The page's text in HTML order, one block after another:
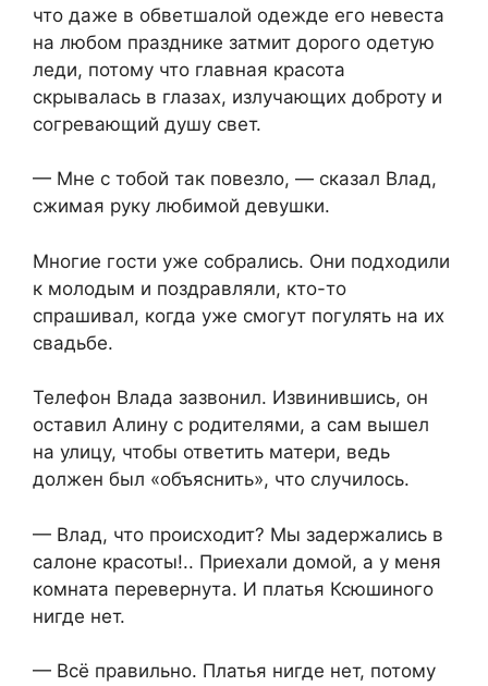
что даже в обветшалой одежде его невеста
на любом празднике затмит дорого одетую
леди, потому что главная красота
скрывалась в глазах, излучающих доброту и
согревающий душу свет.
— Мне с тобой так повезло, — сказал Влад,
сжимая руку любимой девушки.
Многие гости уже собрались. Они подходили
к молодым и поздравляли, кто-то
спрашивал, когда уже смогут погулять на их
свадьбе.
Телефон Влада зазвонил. Извинившись, он
оставил Алину с родителями, а сам вышел
на улицу, чтобы ответить матери, ведь
должен был «объяснить», что случилось.
— Влад, что происходит? Мы задержались в
салоне красоты!.. Приехали домой, а у меня
комната перевернута. И платья Ксюшиного
нигде нет.
— Всё правильно. Платья нигде нет, потому